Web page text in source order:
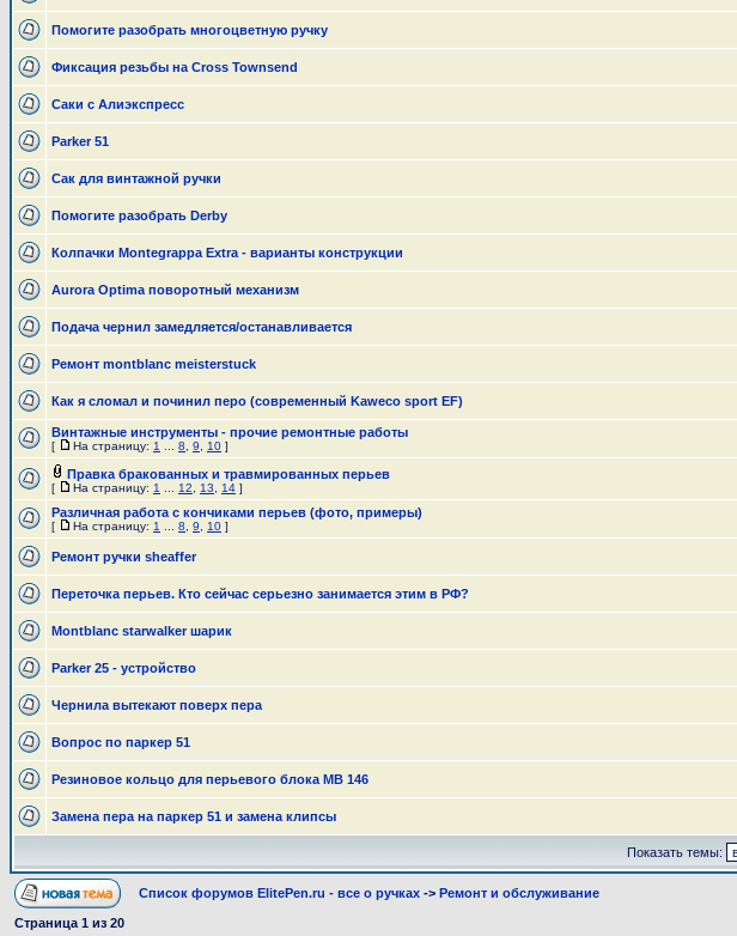
Помогите разобрать многоцветную ручку
Фиксация резьбы на Cross Townsend
Саки с Алиэкспресс
Parker 51
Сак для винтажной ручки
Помогите разобрать Derby
Колпачки Montegrappa Extra - варианты конструкции
Aurora Optima поворотный механизм
Подача чернил замедляется/останавливается
Ремонт montblanc meisterstuck
Как я сломал и починил перо (современный Kaweco sport EF)
Винтажные инструменты - прочие ремонтные работы
[ На страницу: 1 8 9 10 ]
Правка бракованных и травмированных перьев
[ На страницу: 1 12 13 14 ]
Различная работа с кончиками перьев (фото, примеры)
[ На страницу: 1 8 9 10 ]
Ремонт ручки sheaffer
Переточка перьев. Кто сейчас серьезно занимается этим в РФ?
Montblanc starwalker шарик
Parker 25 - устройство
Чернила вытекают поверх пера
Вопрос по паркер 51
Резиновое кольцо для перьевого блока MB 146
Замена пера на паркер 51 и замена клипсы
Показать темы:
Список форумов ElitePen.ru - все о ручках -> Ремонт и обслуживание
Страница 1 из 20